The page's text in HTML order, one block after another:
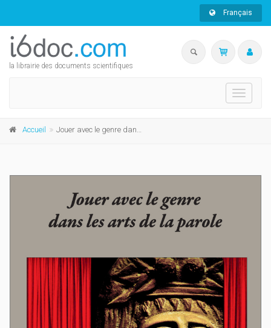
Français
la librairie des documents scientifiques
Toggle
Accueil Jouer avec le genre dans les arts de la parole